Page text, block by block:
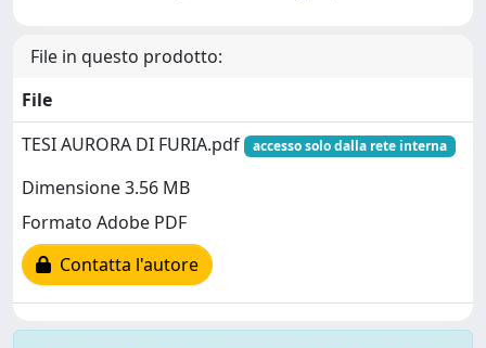
File in questo prodotto:
File
TESI AURORA DI FURIA.pdf
accesso solo dalla rete interna
Dimensione 3.56 MB
Formato Adobe PDF
Contatta l'autore